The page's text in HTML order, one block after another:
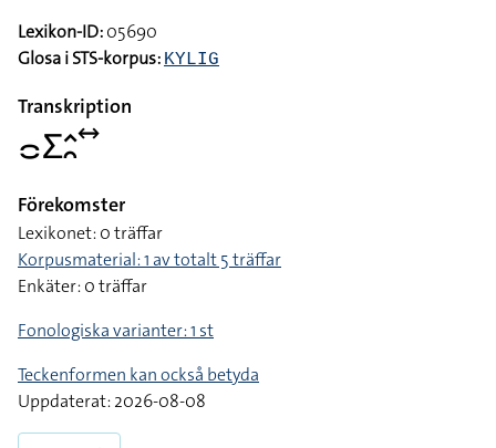
Lexikon-ID:05690
Glosa i STS-korpus: KYLIG
Transkription
􌤌􌤥􌤵􌥘􌥤
Förekomster
Lexikonet: 0 träffar
Korpusmaterial: 1 av totalt 5 träffar
Enkäter: 0 träffar
Fonologiska varianter: 1 st
Teckenformen kan också betyda
Uppdaterat: 2026-08-08